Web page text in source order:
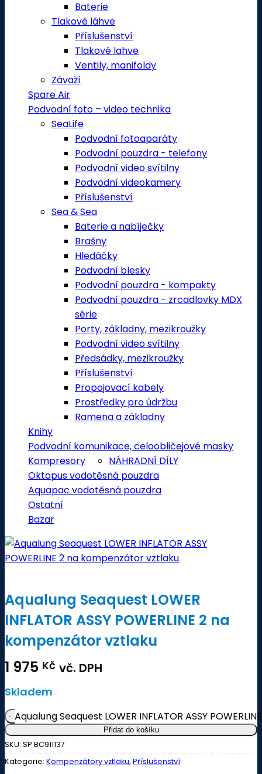
Baterie
Tlakové láhve
Příslušenství
Tlakové lahve
Ventily, manifoldy
Závaží
Spare Air
Podvodní foto – video technika
SeaLife
Podvodní fotoaparáty
Podvodní pouzdra - telefony
Podvodní video svítilny
Podvodní videokamery
Příslušenství
Sea & Sea
Baterie a nabíječky
Brašny
Hledáčky
Podvodní blesky
Podvodní pouzdra - kompakty
Podvodní pouzdra - zrcadlovky MDX
série
Porty, základny, mezikroužky
Podvodní video svítilny
Předsádky, mezikroužky
Příslušenství
Propojovací kabely
Prostředky pro údržbu
Ramena a základny
Knihy
Podvodní komunikace, celoobličejové masky
Kompresory
NÁHRADNÍ DÍLY
Oktopus vodotěsná pouzdra
Aquapac vodotěsná pouzdra
Ostatní
Bazar
Aqualung Seaquest LOWER
INFLATOR ASSY POWERLINE 2 na
kompenzátor vztlaku
1 975 Kč vč. DPH
Skladem
Aqualung Seaquest LOWER INFLATOR ASSY
Přidat do košíku
SKU: SP BC911137
Kategorie: Kompenzátory vztlaku, Příslušenství